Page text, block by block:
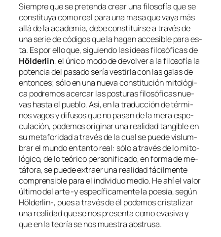
Siempre que se pre­ten­da crear una fi­lo­so­fía que se
cons­ti­tu­ya co­mo real pa­ra una ma­sa que va­ya más
allá de la aca­de­mia, de­be cons­ti­tuir­se a tra­vés de
una se­rie de có­di­gos que la ha­gan ac­ce­si­ble pa­ra es­
ta. Es por ello que, si­guien­do las ideas fi­lo­só­fi­cas de
Hölderlin, el úni­co mo­do de de­vol­ver a la fi­lo­so­fía la
po­ten­cia del pa­sa­do se­ría ves­tir­la con las ga­las de
en­ton­ces; só­lo en una nue­va cons­ti­tu­ción mi­to­ló­gi­
ca po­dre­mos acer­car las pos­tu­ras fi­lo­só­fi­cas nue­
vas has­ta el pue­blo. Así, en la tra­duc­ción de tér­mi­
nos va­gos y di­fu­sos que no pa­san de la me­ra es­pe­
cu­la­ción, po­de­mos ori­gi­nar una reali­dad tan­gi­ble en
su me­ta­fo­ri­dad a tra­vés de la cual se pue­de vis­lum­
brar el mun­do en tan­to real: só­lo a tra­vés de lo mi­to­
ló­gi­co, de lo teó­ri­coper­so­ni­fi­ca­do, en for­ma de me­
tá­fo­ra, se pue­de ex­traer una reali­dad fá­cil­men­te
com­pren­si­ble pa­ra el in­di­vi­duo me­dio. He ahí el va­lor
úl­ti­mo del ar­te ‑y es­pe­cí­fi­ca­men­te la poe­sía, se­gún
Hölderlin‑, pues a tra­vés de él po­de­mos cris­ta­li­zar
una reali­dad que se nos pre­sen­ta co­mo eva­si­va y
que en la teo­ría se nos mues­tra abstrusa.